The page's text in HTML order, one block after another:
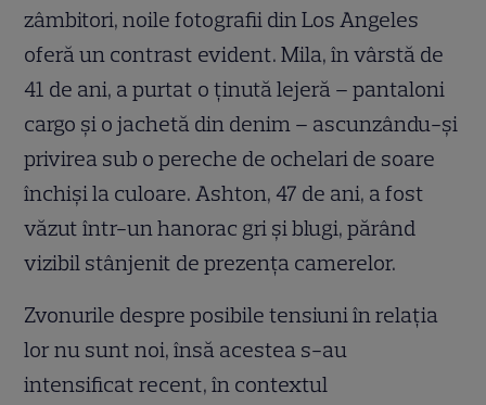
zâmbitori, noile fotografii din Los Angeles
oferă un contrast evident. Mila, în vârstă de
41 de ani, a purtat o ținută lejeră – pantaloni
cargo și o jachetă din denim – ascunzându-și
privirea sub o pereche de ochelari de soare
închiși la culoare. Ashton, 47 de ani, a fost
văzut într-un hanorac gri și blugi, părând
vizibil stânjenit de prezența camerelor.
Zvonurile despre posibile tensiuni în relația
lor nu sunt noi, însă acestea s-au
intensificat recent, în contextul